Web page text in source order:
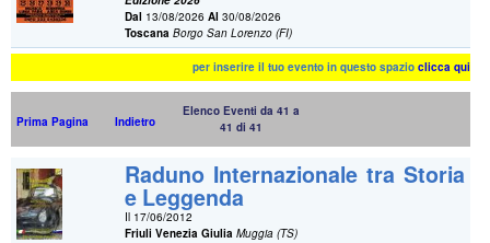
Dal 13/08/2026Al 30/08/2026
Toscana Borgo San Lorenzo (FI)
per inserire il tuo evento in questo spazioclicca qui
Prima Pagina Indietro
Elenco Eventi da 41 a
41 di 41
Raduno Internazionale tra Storia
e Leggenda
Il 17/06/2012
Friuli Venezia Giulia Muggia (TS)